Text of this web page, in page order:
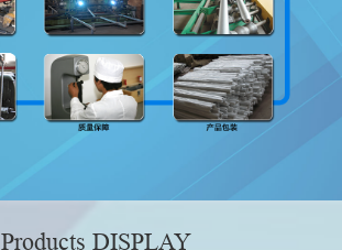
Products DISPLAY